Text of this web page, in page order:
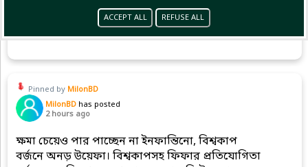
ACCEPT ALL REFUSE ALL
Open
Pinned by MilonBD
MilonBD has posted
2 hours ago
ক্ষমা চেয়েও পার পাচ্ছেন না ইনফান্তিনো, বিশ্বকাপ
বর্জনে অনড় উয়েফা। বিশ্বকাপসহ ফিফার প্রতিযোগিতা